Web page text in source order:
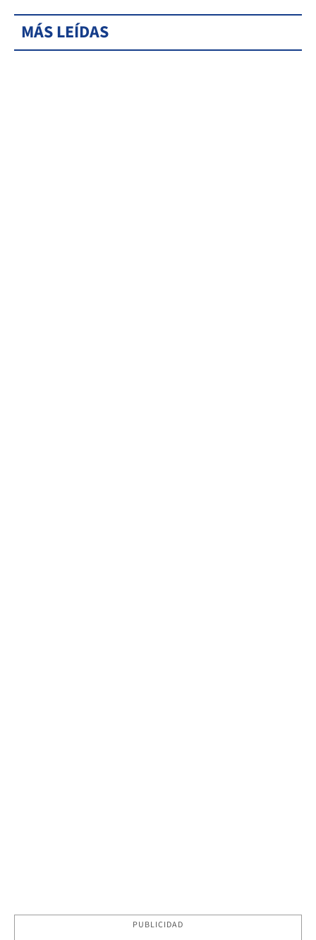
MÁS LEÍDAS
PUBLICIDAD